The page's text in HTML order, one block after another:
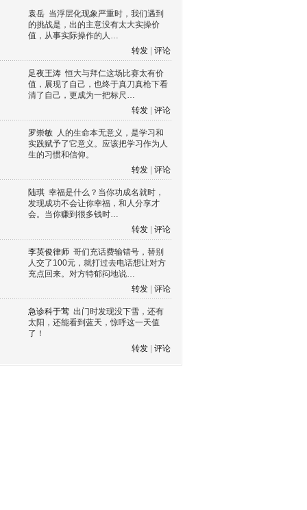
袁岳 当浮层化现象严重时，我们遇到
的挑战是，出的主意没有太大实操价
值，从事实际操作的人…
转发
评论
足夜王涛 恒大与拜仁这场比赛太有价
值，展现了自己，也终于真刀真枪下看
清了自己，更成为一把标尺…
转发
评论
罗崇敏 人的生命本无意义，是学习和
实践赋予了它意义。应该把学习作为人
生的习惯和信仰。
转发
评论
陆琪 幸福是什么？当你功成名就时，
发现成功不会让你幸福，和人分享才
会。当你赚到很多钱时…
转发
评论
李英俊律师 哥们充话费输错号，替别
人交了100元，就打过去电话想让对方
充点回来。对方特郁闷地说…
转发
评论
急诊科于莺 出门时发现没下雪，还有
太阳，还能看到蓝天，惊呼这一天值
了！
转发
评论